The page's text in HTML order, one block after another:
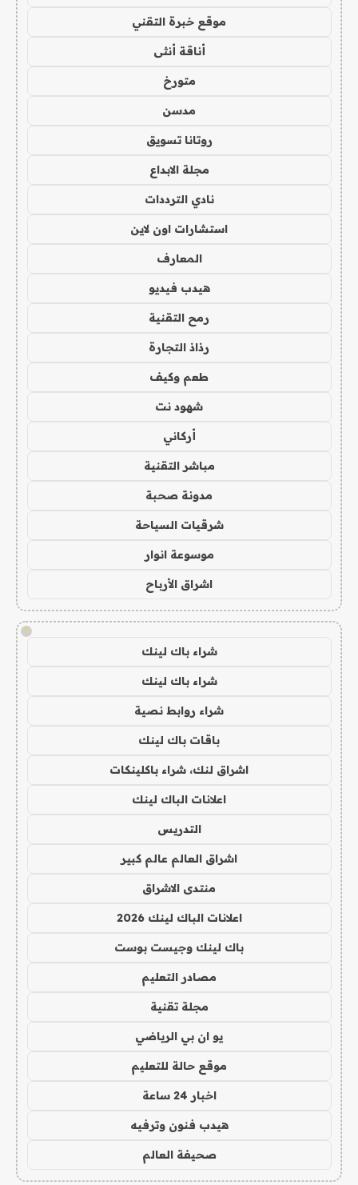
موقع خبرة التقني
أناقة أنثى
متورخ
مدسن
روتانا تسويق
مجلة الابداع
نادي الترددات
استشارات اون لاين
المعارف
هيدب فيديو
رمح التقنية
رذاذ التجارة
طعم وكيف
شهود نت
أركاني
مباشر التقنية
مدونة صحبة
شرقيات السياحة
موسوعة انوار
اشراق الأرباح
!
شراء باك لينك
شراء باك لينك
شراء روابط نصية
باقات باك لينك
اشراق لنك، شراء باكلينكات
اعلانات الباك لينك
التدريس
اشراق العالم عالم كبير
منتدى الاشراق
اعلانات الباك لينك 2026
باك لينك وجيست بوست
مصادر التعليم
مجلة تقنية
يو ان بي الرياضي
موقع حالة للتعليم
اخبار 24 ساعة
هيدب فنون وترفيه
صحيفة العالم